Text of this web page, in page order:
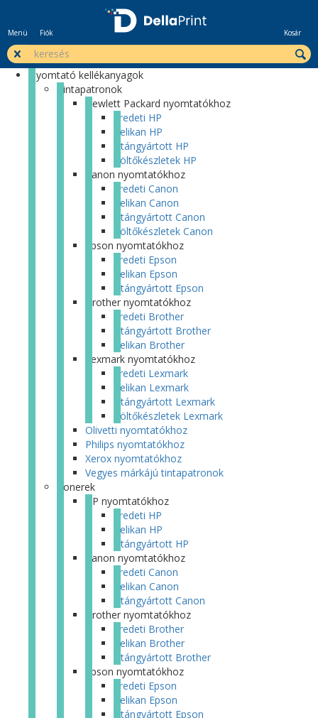
Menü Fiók Kosár
Nyomtató kellékanyagok
Tintapatronok
Hewlett Packard nyomtatókhoz
Eredeti HP
Pelikan HP
Utángyártott HP
Töltőkészletek HP
Canon nyomtatókhoz
Eredeti Canon
Pelikan Canon
Utángyártott Canon
Töltőkészletek Canon
Epson nyomtatókhoz
Eredeti Epson
Pelikan Epson
Utángyártott Epson
Brother nyomtatókhoz
Eredeti Brother
Utángyártott Brother
Pelikan Brother
Lexmark nyomtatókhoz
Eredeti Lexmark
Pelikan Lexmark
Utángyártott Lexmark
Töltőkészletek Lexmark
Olivetti nyomtatókhoz
Philips nyomtatókhoz
Xerox nyomtatókhoz
Vegyes márkájú tintapatronok
Tonerek
HP nyomtatókhoz
Eredeti HP
Pelikan HP
Utángyártott HP
Canon nyomtatókhoz
Eredeti Canon
Pelikan Canon
Utángyártott Canon
Brother nyomtatókhoz
Eredeti Brother
Pelikan Brother
Utángyártott Brother
Epson nyomtatókhoz
Eredeti Epson
Pelikan Epson
Utángyártott Epson